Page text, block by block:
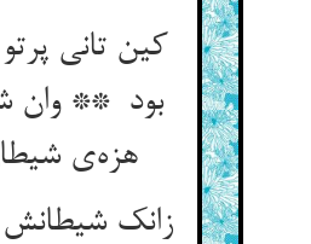
کین تانی
بود ** وان
هزه‌ی شیطان بود
زانک شیطانش